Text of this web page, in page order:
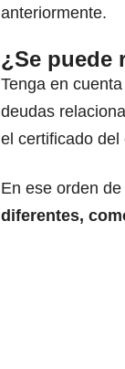
anteriormente.
¿Se puede
Tenga en
deudas
el certificado
En ese orden de
diferentes,